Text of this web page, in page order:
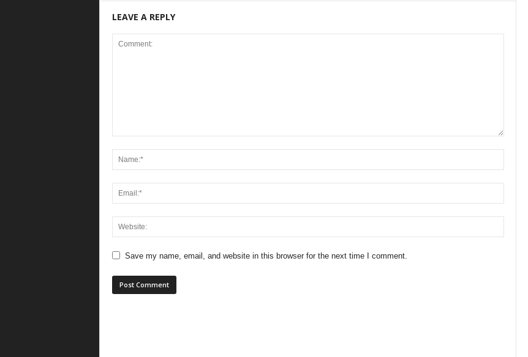
LEAVE A REPLY
Save my name, email, and website in this browser for the next time I comment.